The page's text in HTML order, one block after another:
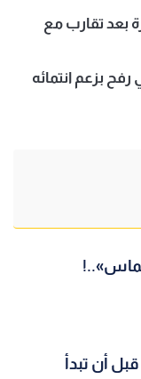
بعد تقارب مع
بزعم انتمائه
أن تبدأ